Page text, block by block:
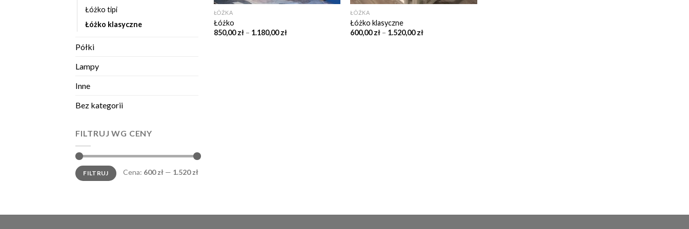
Łóżko tipi
Łóżko klasyczne
Półki
Lampy
Inne
Bez kategorii
FILTRUJ WG CENY
Cena
min.
Cena
maks.FILTRUJ Cena: 600 zł — 1.520 zł
ŁÓŻKA
Łóżko
850,00zł– 1.180,00zł
ŁÓŻKA
Łóżko klasyczne
600,00zł – 1.520,00zł